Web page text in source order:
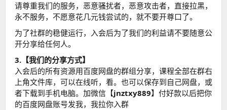
请尊重我们的服务，恶意骚扰者，恶意攻击者，直接拉黑，
永不服务，不愿意花几元钱尝试的，就不要开尊口了。
为了社群的稳健运行，入会后为了我们的利益请不要随意公
开分享给任何人。
3.【我们的分享方式】
入会后的所有资源用百度网盘的群组分享，课程全部在群右
上角文件库，可以在线听，看。也可以保存到自己网盘，或
者下载到手机电脑。加微信【jnztxy889】付好款以后把你
的百度网盘账号发我，我拉你入群